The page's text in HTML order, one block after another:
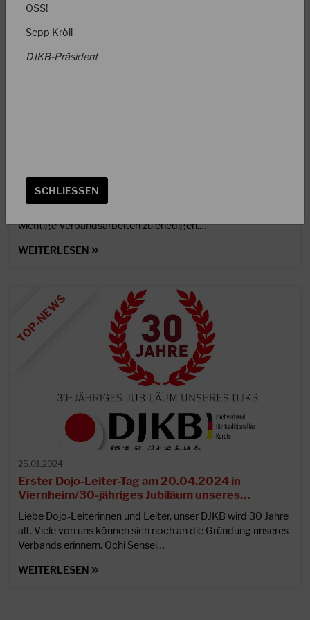
Liebe DJKB Karateka, schon am 04. Januar im neuen Jahr
wichtige Verbandsarbeiten zu erledigen.…
WEITERLESEN
25.01.2024
Erster Dojo-Leiter-Tag am 20.04.2024 in
Viernheim/30-jähriges Jubiläum unseres…
Liebe Dojo-Leiterinnen und Leiter, unser DJKB wird 30 Jahre
alt. Viele von uns können sich noch an die Gründung unseres
Verbands erinnern. Ochi Sensei…
WEITERLESEN
OSS!
Sepp Kröll
DJKB-Präsident
SCHLIESSEN